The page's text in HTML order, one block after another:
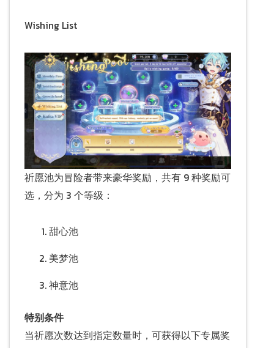
Wishing List
祈愿池为冒险者带来豪华奖励，共有 9 种奖励可
选，分为 3 个等级：
甜心池
美梦池
神意池
特别条件
当祈愿次数达到指定数量时，可获得以下专属奖